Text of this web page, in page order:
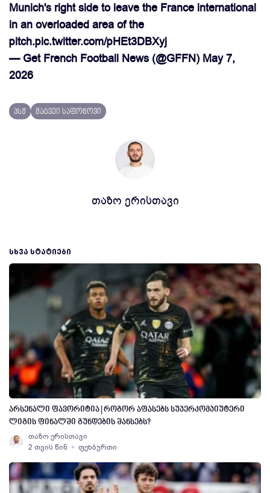
Munich's right side to leave the France international
in an overloaded area of the
pitch.pic.twitter.com/pHEt3DBXyj
— Get French Football News (@GFFN) May 7,
2026
პსჟ მატვეი საფონოვი
თაზო ერისთავი
ᲡᲮᲕᲐ ᲡᲢᲐᲢᲘᲔᲑᲘ
არსენალი ფავორიტია | როგორ აფასებს სუპერკომპიუტერი
ლიგის ფინალში გუნდების შანსებს?
თაზო ერისთავი
2 თვის წინ
ფეხბურთი